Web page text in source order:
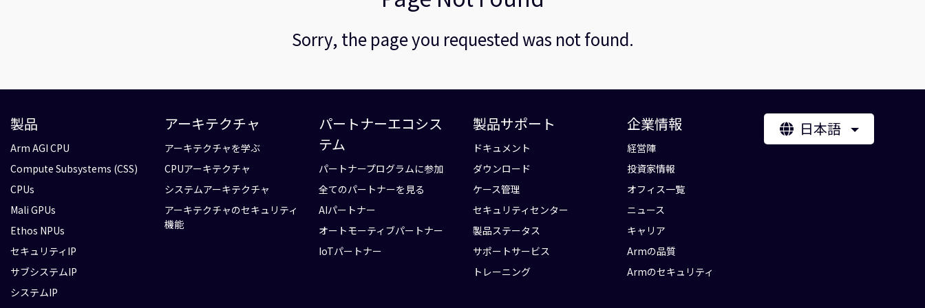
Sorry, the page you requested was not found.
製品
Arm AGI CPU
Compute Subsystems (CSS)
CPUs
Mali GPUs
Ethos NPUs
セキュリティIP
サブシステムIP
システムIP
アーキテクチャ
アーキテクチャを学ぶ
CPUアーキテクチャ
システムアーキテクチャ
アーキテクチャのセキュリティ
機能
パートナーエコシス
テム
パートナープログラムに参加
全てのパートナーを見る
AIパートナー
オートモーティブパートナー
IoTパートナー
製品サポート
ドキュメント
ダウンロード
ケース管理
セキュリティセンター
製品ステータス
サポートサービス
トレーニング
企業情報
経営陣
投資家情報
オフィス一覧
ニュース
キャリア
Armの品質
Armのセキュリティ
日本語